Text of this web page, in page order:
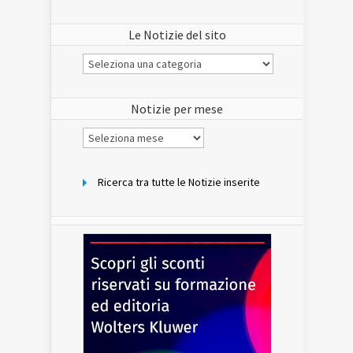
Le Notizie del sito
Le
Notizie
Notizie per mese
Notizie
per
Ricerca tra tutte le Notizie inserite